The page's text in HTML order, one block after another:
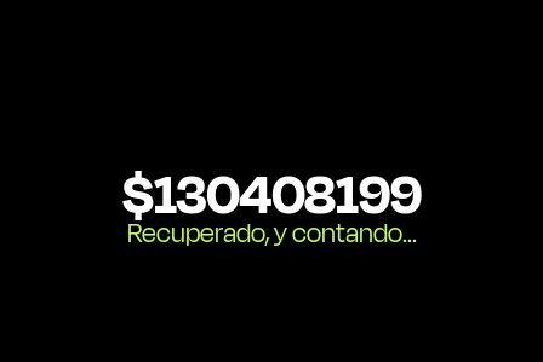
$130408199
Recuperado, y contando...